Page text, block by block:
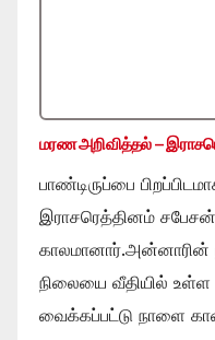
மரண அறிவித்தல் –
பாண்டிருப்பை
இராசரெத்தினம்
காலமானார்.அன்னாரின்
நிலையை வீதியில்
வைக்கப்பட்டு நாளை